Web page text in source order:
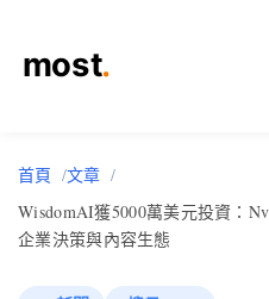
首頁
文章
WisdomAI獲5000萬美元投資：
企業決策與內容生態